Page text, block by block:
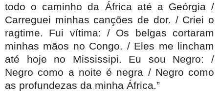
todo o caminho da África até a Geórgia /
Carreguei minhas canções de dor. / Criei o
ragtime. Fui vítima: / Os belgas cortaram
minhas mãos no Congo. / Eles me lincham
até hoje no Mississipi. Eu sou Negro: /
Negro como a noite é negra / Negro como
as profundezas da minha África.”